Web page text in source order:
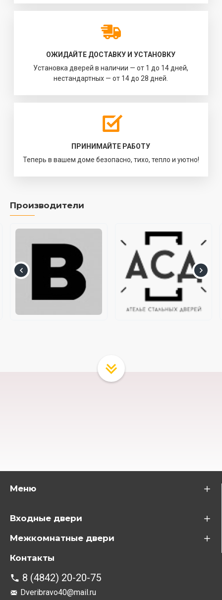
ОЖИДАЙТЕ ДОСТАВКУ И УСТАНОВКУ
Установка дверей в наличии — от 1 до 14 дней,
нестандартных — от 14 до 28 дней.
ПРИНИМАЙТЕ РАБОТУ
Теперь в вашем доме безопасно, тихо, тепло и уютно!
Производители
Меню
Входные двери
Межкомнатные двери
Контакты
8 (4842) 20-20-75
Dveribravo40@mail.ru